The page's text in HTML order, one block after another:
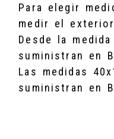
Para elegir
medir el
Desde la
suministran en
Las medidas
suministran en